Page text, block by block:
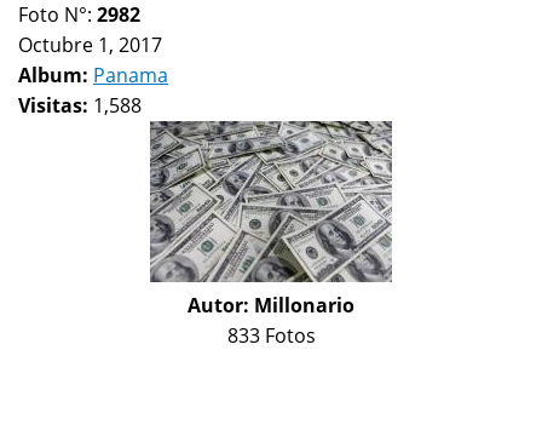
Foto N°: 2982
Octubre 1, 2017
Album: Panama
Visitas: 1,588
Autor: Millonario
833 Fotos